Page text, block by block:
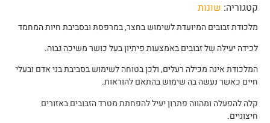
קטגוריה: שונות
מלכודת זבובים המיועדת לשימוש בחצר, במרפסת ובסביבת חיות המחמד
לכידה יעילה של זבובים באמצעות פיתיון בעל כושר משיכה גבוה.
המלכודת אינה מכילה רעלים, ולכן בטוחה לשימוש בסביבת בני אדם ובעלי
חיים כאשר נעשה בה שימוש בהתאם להוראות.
קלה להפעלה ומהווה פתרון יעיל להפחתת מטרד הזבובים באזורים
חיצוניים.